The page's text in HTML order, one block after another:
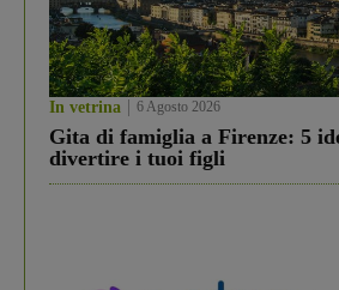
In vetrina 6 Agosto 2026
Gita di famiglia a Firenze: 5
divertire i tuoi figli